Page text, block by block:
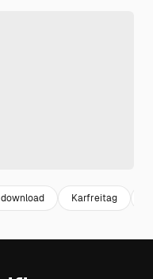
download Karfreitag